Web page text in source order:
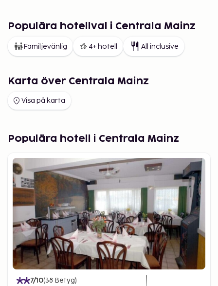
Populära hotellval i Centrala Mainz
Familjevänlig 4+ hotell All inclusive
Karta över Centrala Mainz
Visa på karta
Populära hotell i Centrala Mainz
7/10(38 Betyg)